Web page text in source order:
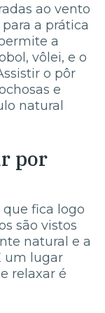
ao vento
a prática
a
vôlei, e o
o pôr
e
natural
por
fica logo
são vistos
natural e a
um lugar
relaxar é